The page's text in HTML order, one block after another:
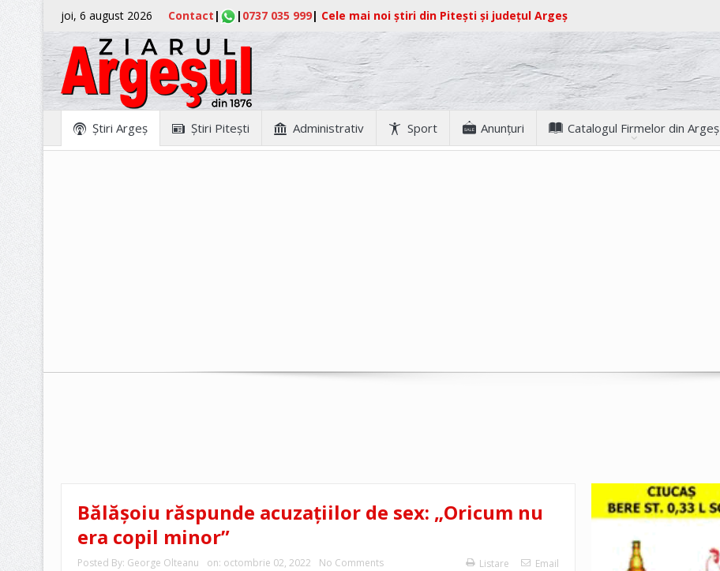
joi, 6 august 2026 Contact | | 0737 035 999| Cele mai noi știri din Pitești și județul Argeș
Ştiri Argeş Ştiri Piteşti Administrativ Sport Anunţuri Catalogul Firmelor din Argeș
Bălășoiu răspunde acuzațiilor de sex: „Oricum nu
era copil minor”
Posted By: George Olteanu on: octombrie 02, 2022 No Comments Listare Email